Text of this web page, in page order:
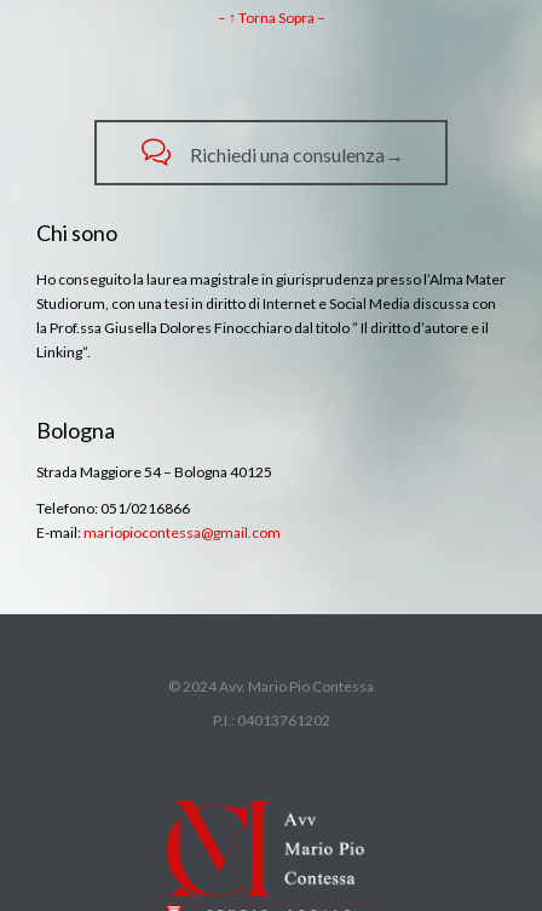
– ↑ Torna Sopra –
 Richiedi una consulenza→
Chi sono
Ho conseguito la laurea magistrale in giurisprudenza presso l’Alma Mater
Studiorum, con una tesi in diritto di Internet e Social Media discussa con
la Prof.ssa Giusella Dolores Finocchiaro dal titolo ” Il diritto d’autore e il
Linking”.
Bologna
Strada Maggiore 54 – Bologna 40125
Telefono: 051/0216866
E-mail:mariopiocontessa@gmail.com
© 2024 Avv. Mario Pio Contessa
P.I.: 04013761202